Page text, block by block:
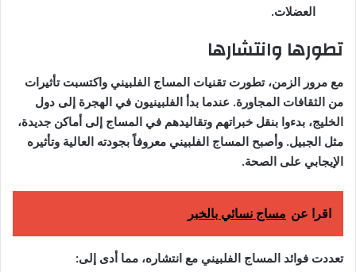
العضلات.
تطورها وانتشارها
مع مرور الزمن، تطورت تقنيات المساج الفلبيني واكتسبت تأثيرات
من الثقافات المجاورة. عندما بدأ الفلبينيون في الهجرة إلى دول
الخليج، بدءوا بنقل خبراتهم وتقاليدهم في المساج إلى أماكن جديدة،
مثل الجبيل. وأصبح المساج الفلبيني معروفاً بجودته العالية وتأثيره
الإيجابي على الصحة.
اقرا عن مساج نسائي بالخبر
تعددت فوائد المساج الفلبيني مع انتشاره، مما أدى إلى: